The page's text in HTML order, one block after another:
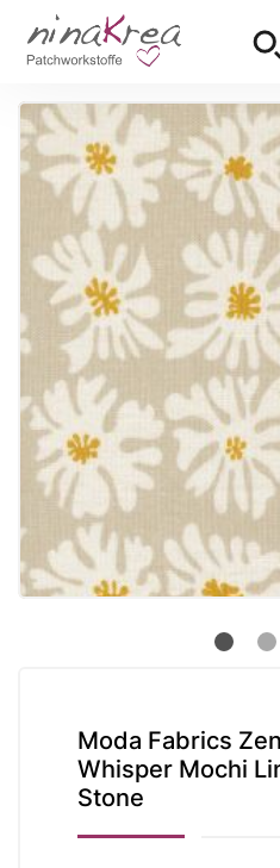
Moda Fabrics
Whisper Mochi
Stone